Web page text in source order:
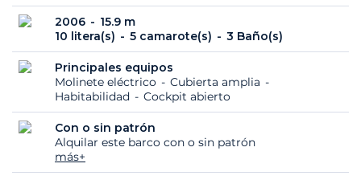
2006
15.9 m
10 litera(s)
5 camarote(s) 3 Baño(s)
Principales equipos
Molinete eléctrico
Cubierta amplia
Habitabilidad
Cockpit abierto
Con o sin patrón
Alquilar este barco con o sin patrón
más+